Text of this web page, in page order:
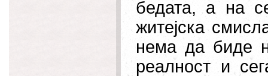
бедата, а на
житејска
нема да биде
реалност и